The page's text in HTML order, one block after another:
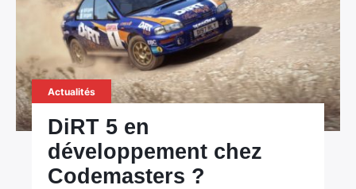
Actualités
DiRT 5 en
développement chez
Codemasters ?